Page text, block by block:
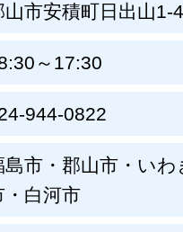
山市安積町日出山1-
～17:30
944-0822
島市・郡山市・いわ
・白河市